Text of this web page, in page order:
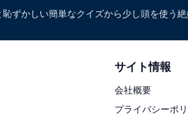
ずかしい簡単なクイズから少し頭を使う
サイト情報
会社概要
プライバシーポ